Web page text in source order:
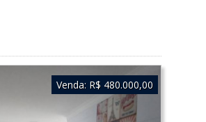
Venda: R$ 480.000,00